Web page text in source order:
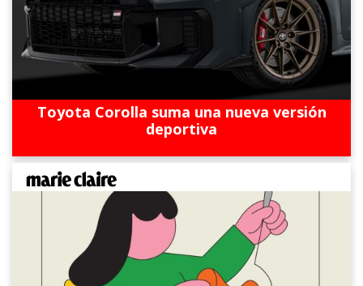
Toyota Corolla suma una nueva versión
deportiva